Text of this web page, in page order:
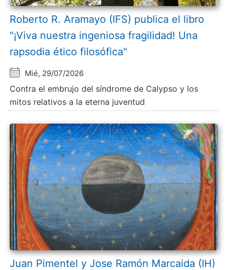
Roberto R. Aramayo (IFS) publica el libro
"¡Viva nuestra ingeniosa fragilidad! Una
rapsodia ético filosófica"
Mié, 29/07/2026
Contra el embrujo del síndrome de Calypso y los
mitos relativos a la eterna juventud
Juan Pimentel y Jose Ramón Marcaida (IH)